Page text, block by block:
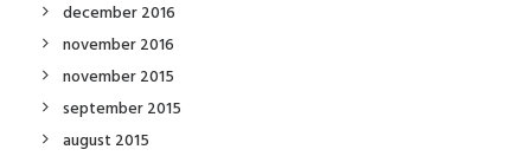
december 2016
november 2016
november 2015
september 2015
august 2015